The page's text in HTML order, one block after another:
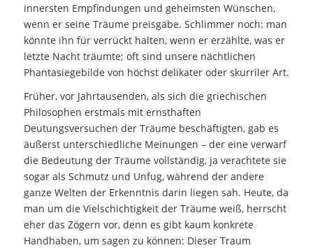
innersten Empfindungen und geheimsten Wünschen,
wenn er seine Träume preisgäbe. Schlimmer noch: man
könnte ihn für verrückt halten, wenn er erzählte, was er
letzte Nacht träumte; oft sind unsere nächtlichen
Phantasiegebilde von höchst delikater oder skurriler Art.
Früher, vor Jahrtausenden, als sich die griechischen
Philosophen erstmals mit ernsthaften
Deutungsversuchen der Träume beschäftigten, gab es
äußerst unterschiedliche Meinungen – der eine verwarf
die Bedeutung der Träume vollständig, ja verachtete sie
sogar als Schmutz und Unfug, während der andere
ganze Welten der Erkenntnis darin liegen sah. Heute, da
man um die Vielschichtigkeit der Träume weiß, herrscht
eher das Zögern vor, denn es gibt kaum konkrete
Handhaben, um sagen zu können: Dieser Traum